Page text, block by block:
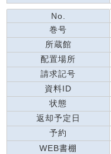
No.
巻号
所蔵館
配置場所
請求記号
資料ID
状態
返却予定日
予約
WEB書棚